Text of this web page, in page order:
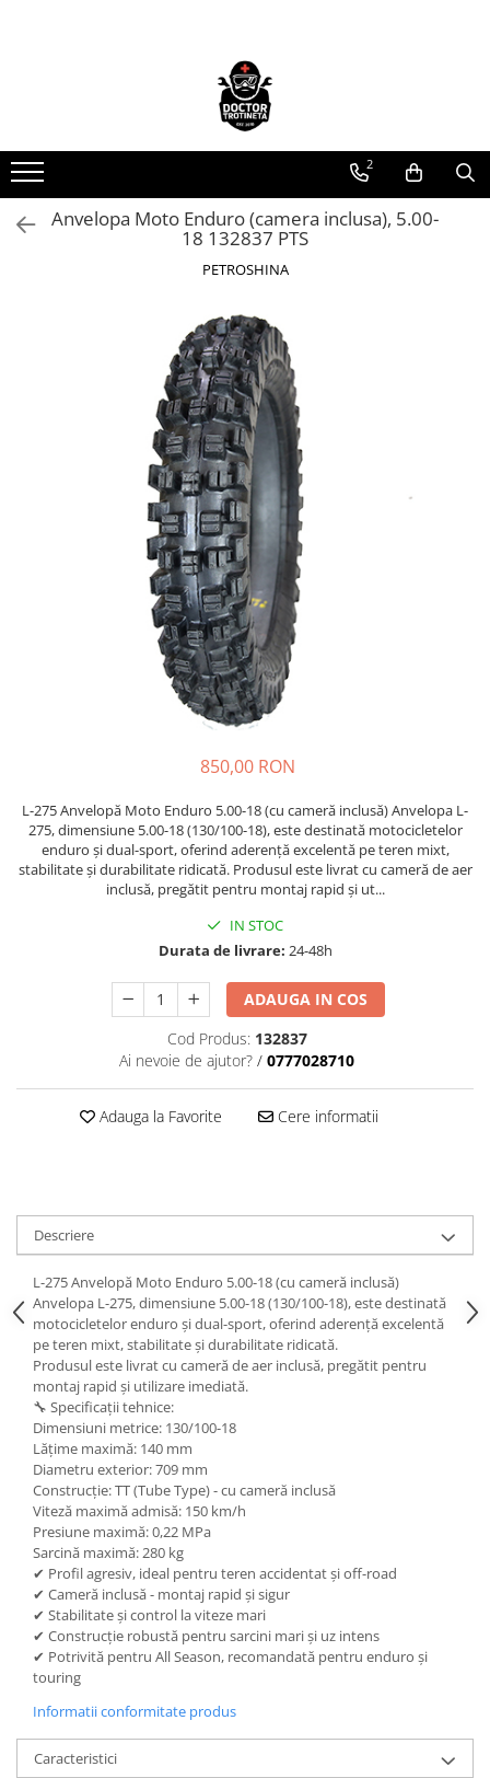
Toate produsele
Piese de schimb
https://www.doctortrotineta.ro/electrica
Acceleratie
https://www.doctortrotineta.ro/frane
https://www.doctortrotineta.ro/lumini
https://www.doctortrotineta.ro/cadru
Suruburi
Suspensie
Cauciucuri
trotinete-electrice
https://www.doctortrotineta.ro/cauciucuri-
Camere bicicleta
Biciclete Electrice
Camere moto
Anvelope ATV
Cauciucuri bicicleta
Anvelope și Camere Utilaje
https://www.doctortrotineta.ro/plata-
tbi?
forceOriginalForEdit=1&preview=00681
2
Anvelopa Moto Enduro (camera inclusa), 5.00-
18 132837 PTS
PETROSHINA
850,00 RON
L-275 Anvelopă Moto Enduro 5.00-18 (cu cameră inclusă) Anvelopa L-
275, dimensiune 5.00-18 (130/100-18), este destinată motocicletelor
enduro și dual-sport, oferind aderență excelentă pe teren mixt,
stabilitate și durabilitate ridicată. Produsul este livrat cu cameră de aer
inclusă, pregătit pentru montaj rapid și ut...
IN STOC
Durata de livrare: 24-48h
ADAUGA IN COS
Cod Produs: 132837
Ai nevoie de ajutor? / 0777028710
Adauga la Favorite Cere informatii
Descriere
L-275 Anvelopă Moto Enduro 5.00-18 (cu cameră inclusă)
Anvelopa L-275, dimensiune 5.00-18 (130/100-18), este destinată
motocicletelor enduro și dual-sport, oferind aderență excelentă
pe teren mixt, stabilitate și durabilitate ridicată.
Produsul este livrat cu cameră de aer inclusă, pregătit pentru
montaj rapid și utilizare imediată.
🔧 Specificații tehnice:
Dimensiuni metrice: 130/100-18
Lățime maximă: 140 mm
Diametru exterior: 709 mm
Construcție: TT (Tube Type) - cu cameră inclusă
Viteză maximă admisă: 150 km/h
Presiune maximă: 0,22 MPa
Sarcină maximă: 280 kg
✔ Profil agresiv, ideal pentru teren accidentat și off-road
✔ Cameră inclusă - montaj rapid și sigur
✔ Stabilitate și control la viteze mari
✔ Construcție robustă pentru sarcini mari și uz intens
✔ Potrivită pentru All Season, recomandată pentru enduro și
touring
Informatii conformitate produs
Caracteristici